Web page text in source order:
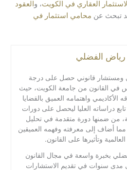
العقاري في الكويت، والعقود
تبحث عن محامي استثمار في
رياض الفضلي
ومستشار قانوني حصل على درجة
في القانون من جامعة الكويت، حيث
الأكاديمي واهتمامه العميق بالقضايا
تابع دراساته العليا ليحصل على دورات
من ضمنها دورة متقدمة في تحليل
مما أضاف إلى معرفته وفهمه العميقين
وتأثيرها على القانون.
بخبرة واسعة في مجال القانون
مدى سنوات في تقديم الاستشارات